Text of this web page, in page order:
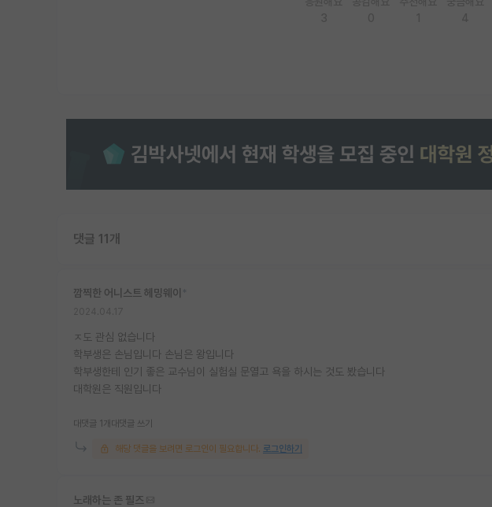
댓글 11개
깜찍한 어니스트 헤밍웨이
ㅈ도 관심 없습니다
학부생은 손님입니다 손님은 왕입니다
학부생한테 인기 좋은 교수님이 실험실 문열고 욕을 하시는 것도 봤습니다
대학원은 직원입니다
대댓글 1개 대댓글 쓰기
해당 댓글을 보려면 로그인이 필요합니다. 로그인하기
노래하는 존 필즈